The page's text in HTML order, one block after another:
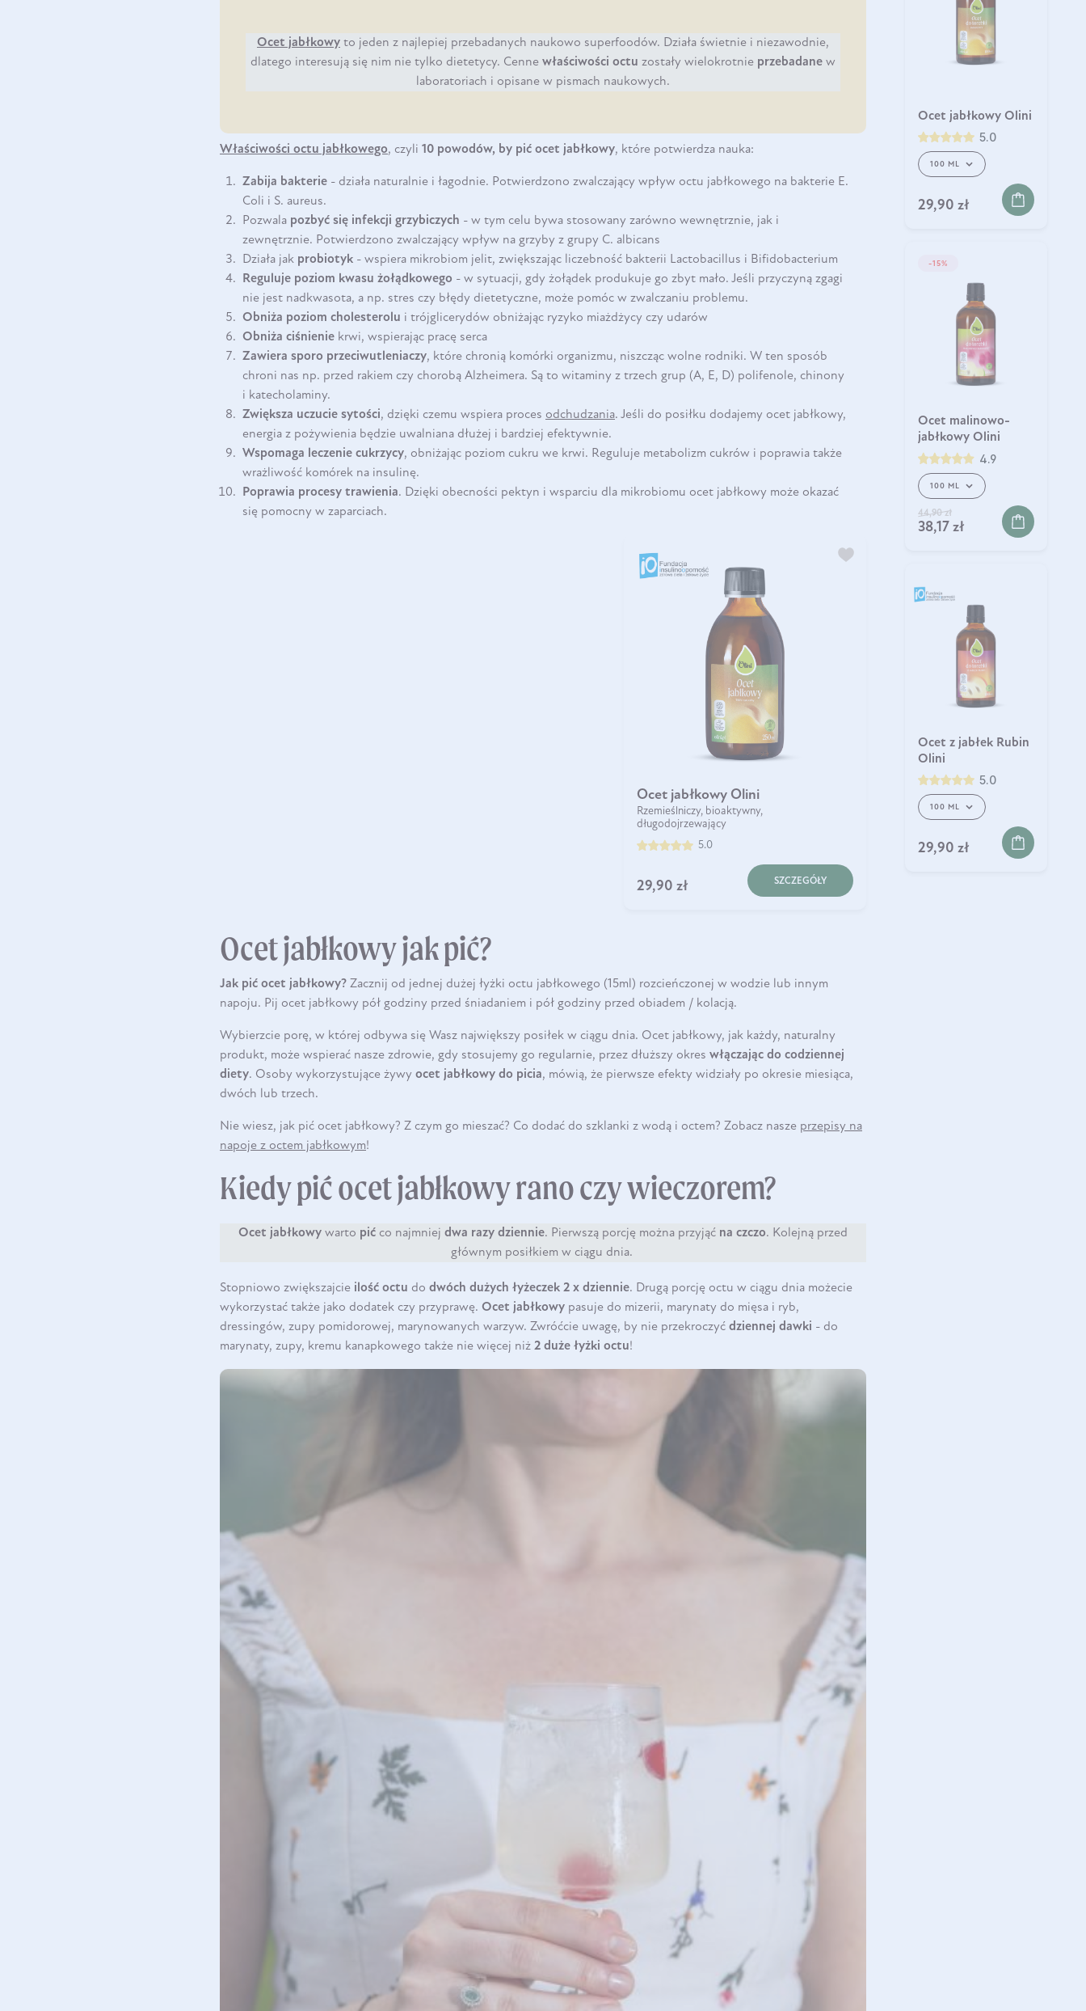
Ocet jabłkowy Olini
5.0
100 ML
29,90 zł
-15%
Ocet malinowo-
jabłkowy Olini
4.9
100 ML
38,17 zł
44,90 zł
Ocet z jabłek Rubin
Olini
5.0
100 ML
29,90 zł
DO KOSZYKA
Ocet jabłkowy to jeden z najlepiej przebadanych naukowo superfoodów. Działa świetnie i niezawodnie,
dlatego interesują się nim nie tylko dietetycy. Cenne właściwości octu zostały wielokrotnie przebadane w
laboratoriach i opisane w pismach naukowych.
Właściwości octu jabłkowego, czyli 10 powodów, by pić ocet jabłkowy, które potwierdza nauka:
Zabija bakterie - działa naturalnie i łagodnie. Potwierdzono zwalczający wpływ octu jabłkowego na bakterie E.
Coli i S. aureus.
Pozwala pozbyć się infekcji grzybiczych - w tym celu bywa stosowany zarówno wewnętrznie, jak i
zewnętrznie. Potwierdzono zwalczający wpływ na grzyby z grupy C. albicans
Działa jak probiotyk - wspiera mikrobiom jelit, zwiększając liczebność bakterii Lactobacillus i Bifidobacterium
Reguluje poziom kwasu żołądkowego - w sytuacji, gdy żołądek produkuje go zbyt mało. Jeśli przyczyną zgagi
nie jest nadkwasota, a np. stres czy błędy dietetyczne, może pomóc w zwalczaniu problemu.
Obniża poziom cholesterolu i trójglicerydów obniżając ryzyko miażdżycy czy udarów
Obniża ciśnienie krwi, wspierając pracę serca
Zawiera sporo przeciwutleniaczy, które chronią komórki organizmu, niszcząc wolne rodniki. W ten sposób
chroni nas np. przed rakiem czy chorobą Alzheimera. Są to witaminy z trzech grup (A, E, D) polifenole, chinony
i katecholaminy.
Zwiększa uczucie sytości, dzięki czemu wspiera proces odchudzania. Jeśli do posiłku dodajemy ocet jabłkowy,
energia z pożywienia będzie uwalniana dłużej i bardziej efektywnie.
Wspomaga leczenie cukrzycy, obniżając poziom cukru we krwi. Reguluje metabolizm cukrów i poprawia także
wrażliwość komórek na insulinę.
Poprawia procesy trawienia. Dzięki obecności pektyn i wsparciu dla mikrobiomu ocet jabłkowy może okazać
się pomocny w zaparciach.
Ocet jabłkowy Olini
Rzemieślniczy, bioaktywny,
długodojrzewający
5.0
29,90 zł SZCZEGÓŁY
Ocet jabłkowy jak pić?
Jak pić ocet jabłkowy? Zacznij od jednej dużej łyżki octu jabłkowego (15ml) rozcieńczonej w wodzie lub innym
napoju. Pij ocet jabłkowy pół godziny przed śniadaniem i pół godziny przed obiadem / kolacją.
Wybierzcie porę, w której odbywa się Wasz największy posiłek w ciągu dnia. Ocet jabłkowy, jak każdy, naturalny
produkt, może wspierać nasze zdrowie, gdy stosujemy go regularnie, przez dłuższy okres włączając do codziennej
diety. Osoby wykorzystujące żywy ocet jabłkowy do picia, mówią, że pierwsze efekty widziały po okresie miesiąca,
dwóch lub trzech.
Nie wiesz, jak pić ocet jabłkowy? Z czym go mieszać? Co dodać do szklanki z wodą i octem? Zobacz nasze przepisy na
napoje z octem jabłkowym!
Kiedy pić ocet jabłkowy rano czy wieczorem?
Ocet jabłkowy warto pić co najmniej dwa razy dziennie. Pierwszą porcję można przyjąć na czczo. Kolejną przed
głównym posiłkiem w ciągu dnia.
Stopniowo zwiększajcie ilość octu do dwóch dużych łyżeczek 2 x dziennie. Drugą porcję octu w ciągu dnia możecie
wykorzystać także jako dodatek czy przyprawę. Ocet jabłkowy pasuje do mizerii, marynaty do mięsa i ryb,
dressingów, zupy pomidorowej, marynowanych warzyw. Zwróćcie uwagę, by nie przekroczyć dziennej dawki - do
marynaty, zupy, kremu kanapkowego także nie więcej niż 2 duże łyżki octu!